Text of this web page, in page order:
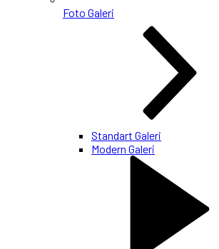
Foto Galeri
Standart Galeri
Modern Galeri